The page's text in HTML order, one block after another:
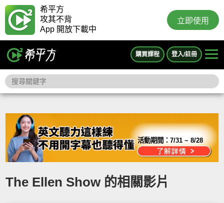
希平方
攻其不背
App 開放下載中
立即使用
購買課程 登入/註冊
活動期間：7/31 ~ 8/28
The Ellen Show 的相關影片